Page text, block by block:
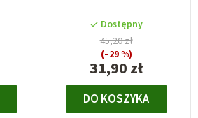
Dostępny
31,90 zł
45,20 zł
(–29 %)
DO KOSZYKA